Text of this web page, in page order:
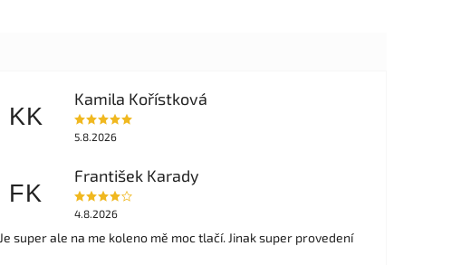
KK
Kamila Kořístková
5.8.2026
FK
František Karady
4.8.2026
Je super ale na me koleno mě moc tlačí. Jinak super provedení